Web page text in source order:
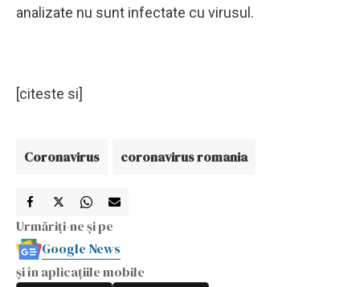
analizate nu sunt infectate cu virusul.
[citeste si]
Coronavirus coronavirus romania
Urmăriți-ne și pe
Google News
și în aplicațiile mobile